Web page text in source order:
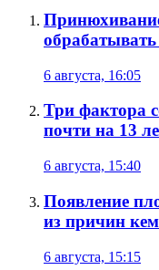
6 августа, 16:05
Три фактора
почти на 13
6 августа, 15:40
Появление
из причин
6 августа, 15:15